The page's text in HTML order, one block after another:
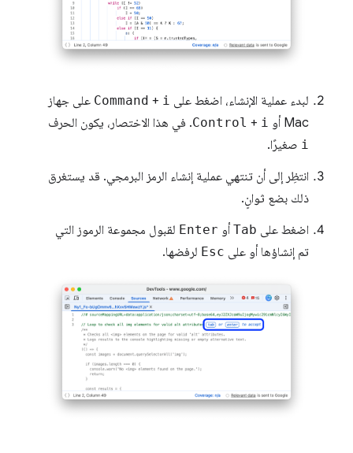
لبدء عملية الإنشاء، اضغط على Command + i
على جهاز
Mac أو
Control + i . في هذا الاختصار، يكون الحرف
i صغيرًا.
انتظِر إلى أن تنتهي عملية إنشاء الرمز البرمجي. قد يستغرق
ذلك بضع ثوانٍ.
اضغط على Tabأو Enter لقبول مجموعة الرموز التي
تم إنشاؤها أو على Esc لرفضها.